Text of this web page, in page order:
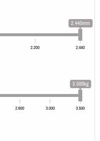
2.440mm
2.200 2.440
3.500kg
2.600 3.000 3.500